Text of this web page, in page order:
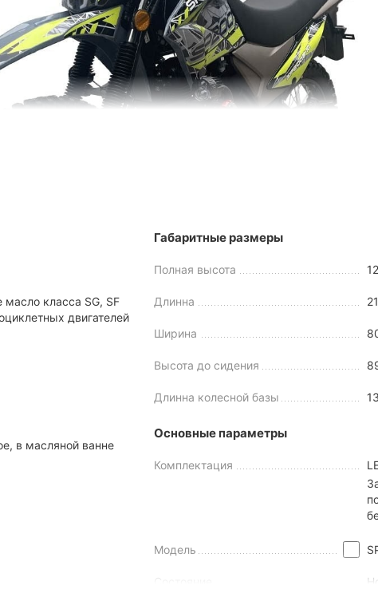
Создан для бездорожья
конструкция. Она обеспечивает двухколеснику отличную
стойки на бездорожье.
бордюрам или ухабам.
и повышающая комфорт езды по off-road.
мотоцикла на бездорожье.
масло класса SG, SF
двигателей
в масляной ванне
Габаритные размеры
Полная высота
Длинна
Ширина
Высота до сидения
Длинна колесной базы
Основные параметры
Комплектация
Модель